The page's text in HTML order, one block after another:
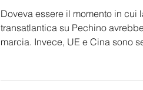
Doveva essere il momento in cui
transatlantica su Pechino
marcia. Invece, UE e Cina sono